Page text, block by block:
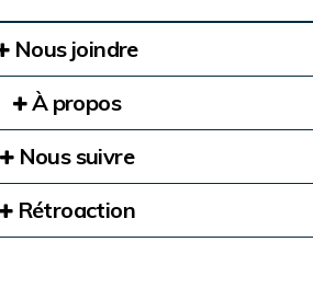
Nous joindre
À propos
Nous suivre
Rétroaction